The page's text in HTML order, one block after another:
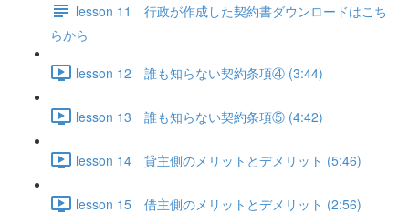
lesson 11 行政が作成した契約書ダウンロードはこち
らから
lesson 12 誰も知らない契約条項④ (3:44)
lesson 13 誰も知らない契約条項⑤ (4:42)
lesson 14 貸主側のメリットとデメリット (5:46)
lesson 15 借主側のメリットとデメリット (2:56)